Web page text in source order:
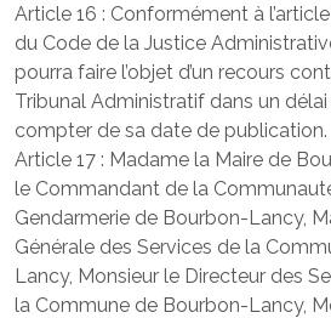
Article 16 : Conformément à
du Code de la Justice
pourra faire l’objet d’un recours
Tribunal Administratif dans un
compter de sa date de publication.
Article 17 : Madame la Maire de
le Commandant de la
Gendarmerie de Bourbon-Lancy,
Générale des Services de la
Lancy, Monsieur le Directeur des
la Commune de Bourbon-Lancy,